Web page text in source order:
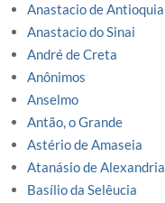
Anastacio de Antioquia
Anastacio do Sinai
André de Creta
Anônimos
Anselmo
Antão, o Grande
Astério de Amaseia
Atanásio de Alexandria
Basílio da Selêucia